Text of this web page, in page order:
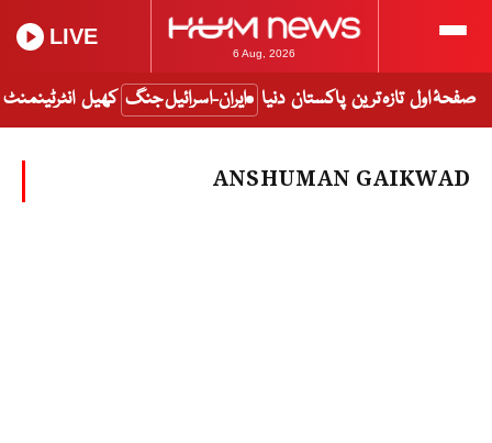
6 Aug, 2026
LIVE
صفحۂ اول تازہ ترین پاکستان دنیا ایران-اسرائیل جنگ کھیل انٹرٹینمنٹ
ANSHUMAN GAIKWAD